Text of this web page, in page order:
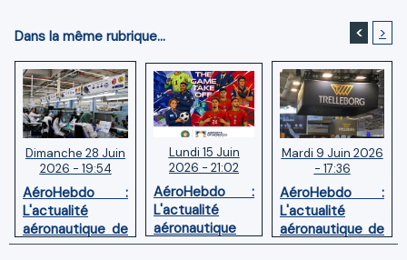
Dans la même rubrique... < >
Dimanche 28 Juin
2026 - 19:54
AéroHebdo :
L'actualité
aéronautique de
la semaine
Lundi 15 Juin
2026 - 21:02
AéroHebdo :
L'actualité
aéronautique
de la semaine
Mardi 9 Juin 2026
- 17:36
AéroHebdo :
L'actualité
aéronautique de
la semaine